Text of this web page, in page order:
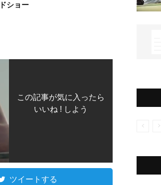
ショー
この記事が気に入ったら
いいね ! しよう
ツイートする